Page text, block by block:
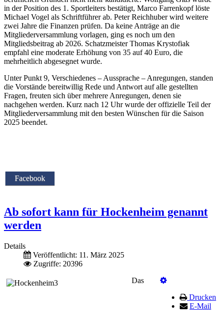
in der Position des 1. Sportleiters bestätigt, Marco Farrenkopf löste
Michael Vogel als Schriftführer ab. Peter Reichhuber wird weitere
zwei Jahre die Finanzen prüfen. Da keine Anträge an die
Mitgliederversammlung vorlagen, ging es noch um den
Mitgliedsbeitrag ab 2026. Schatzmeister Thomas Krystofiak
empfahl eine moderate Erhöhung von 35 auf 40 Euro, die
mehrheitlich abgesegnet wurde.
Unter Punkt 9, Verschiedenes – Aussprache – Anregungen, standen
die Vorstände bereitwillig Rede und Antwort auf alle gestellten
Fragen, freuten sich über mehrere Anregungen, denen sie
nachgehen werden. Kurz nach 12 Uhr wurde der offizielle Teil der
Mitgliederversammlung mit den besten Wünschen für die Saison
2025 beendet.
Facebook
Ab sofort kann für Hockenheim genannt
werden
Details
Veröffentlicht: 11. März 2025
Zugriffe: 20396
Drucken
E-Mail
Das